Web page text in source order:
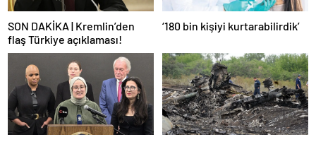
SON DAKİKA | Kremlin’den
flaş Türkiye açıklaması!
‘180 bin kişiyi kurtarabilirdik’